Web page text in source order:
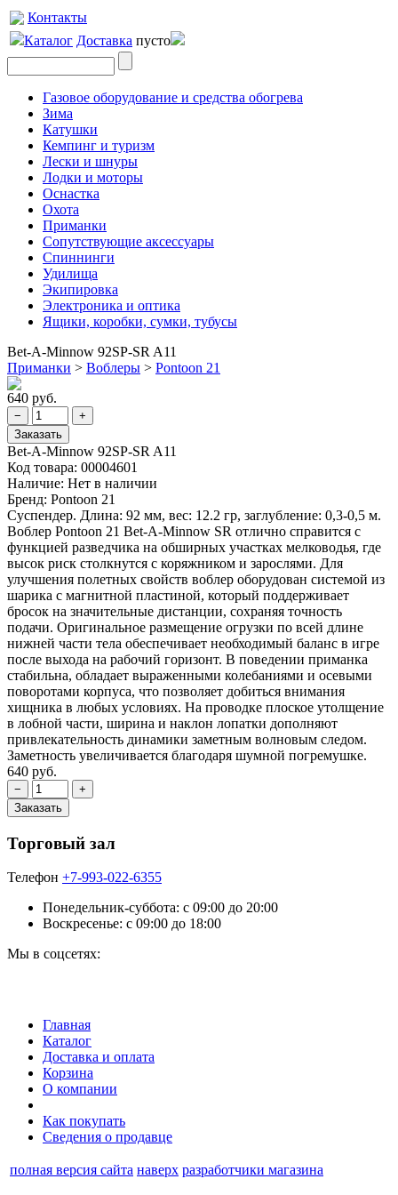
Контакты
Каталог Доставка пусто
Газовое оборудование и средства обогрева
Зима
Катушки
Кемпинг и туризм
Лески и шнуры
Лодки и моторы
Оснастка
Охота
Приманки
Сопутствующие аксессуары
Спиннинги
Удилища
Экипировка
Электроника и оптика
Ящики, коробки, сумки, тубусы
Bet-A-Minnow 92SP-SR A11
Приманки > Воблеры > Pontoon 21
640 руб.
Bet-A-Minnow 92SP-SR A11
Код товара: 00004601
Наличие: Нет в наличии
Бренд: Pontoon 21
Суспендер. Длина: 92 мм, вес: 12.2 гр, заглубление: 0,3-0,5 м.
Воблер Pontoon 21 Bet-A-Minnow SR отлично справится с
функцией разведчика на обширных участках мелководья, где
высок риск столкнутся с коряжником и зарослями. Для
улучшения полетных свойств воблер оборудован системой из
шарика с магнитной пластиной, который поддерживает
бросок на значительные дистанции, сохраняя точность
подачи. Оригинальное размещение огрузки по всей длине
нижней части тела обеспечивает необходимый баланс в игре
после выхода на рабочий горизонт. В поведении приманка
стабильна, обладает выраженными колебаниями и осевыми
поворотами корпуса, что позволяет добиться внимания
хищника в любых условиях. На проводке плоское утолщение
в лобной части, ширина и наклон лопатки дополняют
привлекательность динамики заметным волновым следом.
Заметность увеличивается благодаря шумной погремушке.
640 руб.
Торговый зал
Телефон +7-993-022-6355
Понедельник-суббота: c 09:00 до 20:00
Воскресенье: с 09:00 до 18:00
Мы в соцсетях:
Главная
Каталог
Доставка и оплата
Корзина
О компании
Как покупать
Сведения о продавце
полная версия сайта наверх разработчики магазина